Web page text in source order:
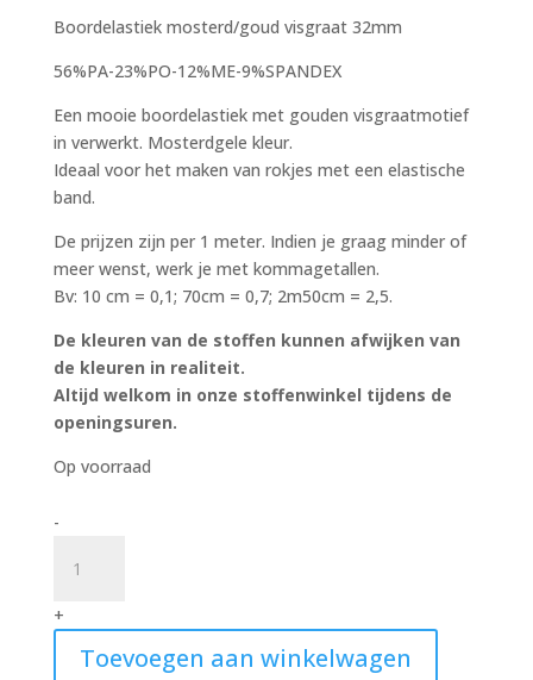
Boordelastiek mosterd/goud visgraat 32mm
56%PA-23%PO-12%ME-9%SPANDEX
Een mooie boordelastiek met gouden visgraatmotief
in verwerkt. Mosterdgele kleur.
Ideaal voor het maken van rokjes met een elastische
band.
De prijzen zijn per 1 meter. Indien je graag minder of
meer wenst, werk je met kommagetallen.
Bv: 10 cm = 0,1; 70cm = 0,7; 2m50cm = 2,5.
De kleuren van de stoffen kunnen afwijken van
de kleuren in realiteit.
Altijd welkom in onze stoffenwinkel tijdens de
openingsuren.
Op voorraad
Boordelastiek
visgraat
quantity
-
+
Toevoegen aan winkelwagen